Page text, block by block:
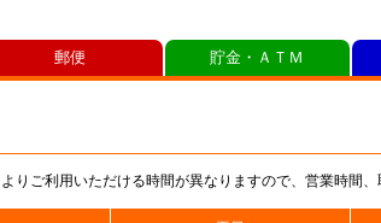
りご利用いただける時間が異なりますので、営業時間
郵便 貯金・ＡＴＭ